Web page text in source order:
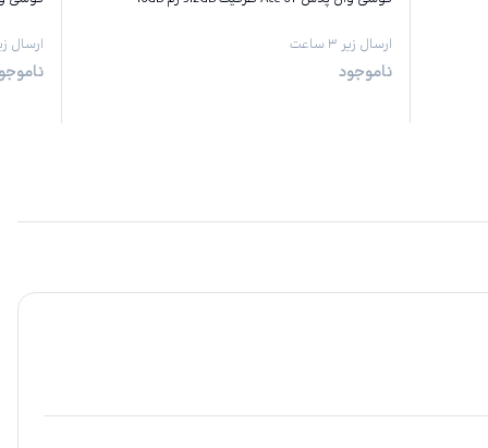
ارسال زیر ۳ ساعت
ناموجود
ارسال زیر ۳